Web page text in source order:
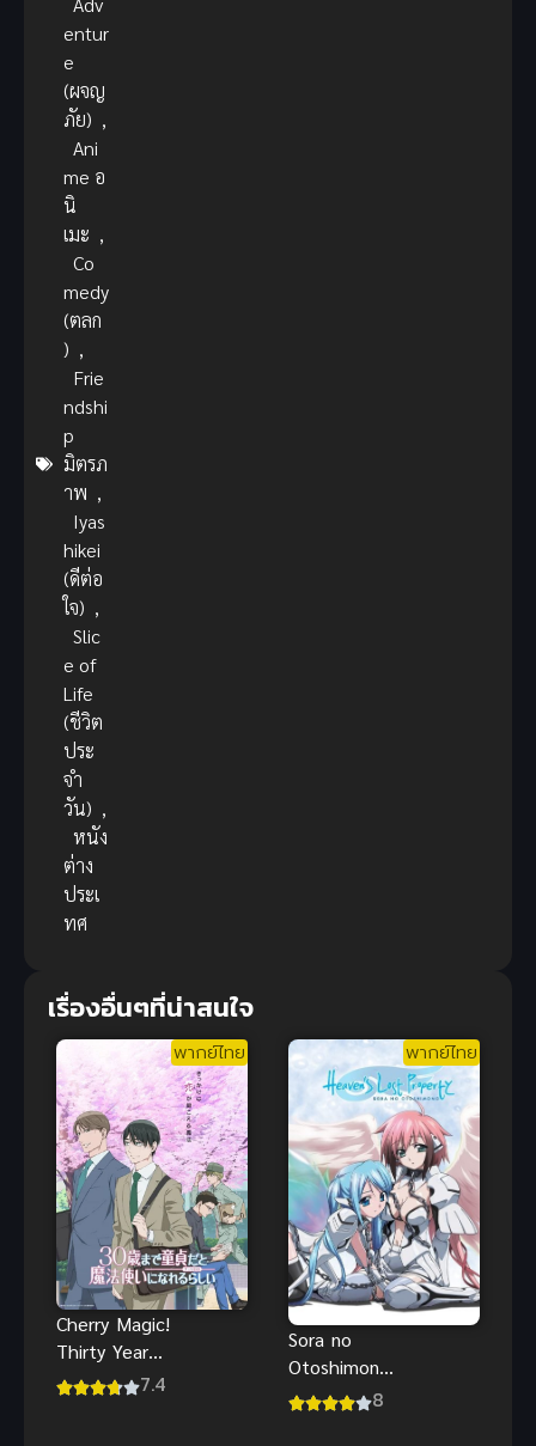
entur
e
(ผจญ
ภัย) ,
Ani
me อ
นิ
เมะ ,
Co
medy
(ตลก
) ,
Frie
ndshi
p
มิตรภ
าพ ,
Iyas
hikei
(ดีต่อ
ใจ) ,
Slic
e of
Life
(ชีวิต
ประ
จำ
วัน) ,
หนัง
ต่าง
ประเ
ทศ
เรื่องอื่นๆที่น่าสนใจ
พากย์ไทย
Cherry Magic!
Thirty Years
of Virginity7.4
พากย์ไทย
Sora no
Otoshimono
1 (2009) 8